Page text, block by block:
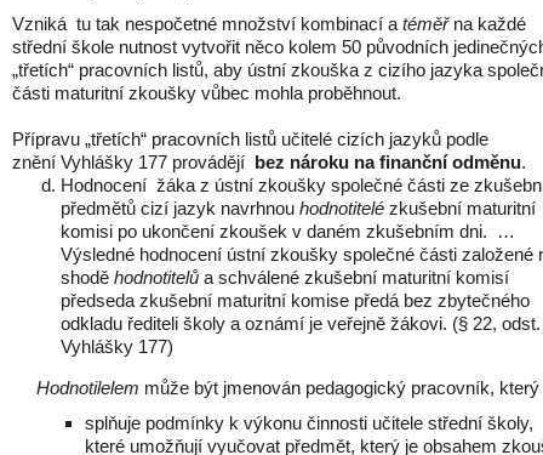
Vzniká tu tak nespočetné množství kombinací a téměřna každé
střední škole nutnost vytvořit něco kolem 50 původních
„třetích“ pracovních listů, aby ústní zkouška z cizího jazyka
části maturitní zkoušky vůbec mohla proběhnout.
Přípravu „třetích“ pracovních listů učitelé cizích jazyků podle
znění Vyhlášky 177 provádějí bez nároku na finanční odměnu.
Hodnocení žáka z ústní zkoušky společné části ze
předmětů cizí jazyk navrhnou hodnotitelé zkušební maturitní
komisi po ukončení zkoušek v daném zkušebním dni. …
Výsledné hodnocení ústní zkoušky společné části založené
shodě hodnotitelů a schválené zkušební maturitní komisí
předseda zkušební maturitní komise předá bez zbytečného
odkladu řediteli školy a oznámí je veřejně žákovi. (§ 22,
Vyhlášky 177)
Hodnotilelem může být jmenován pedagogický pracovník, který
splňuje podmínky k výkonu činnosti učitele střední školy,
které umožňují vyučovat předmět, který je obsahem